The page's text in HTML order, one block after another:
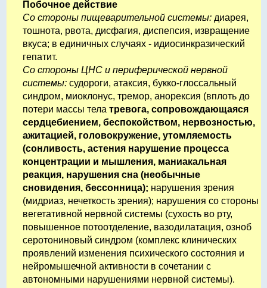
Побочное действие
Со стороны пищеварительной системы: диарея,
тошнота, рвота, дисфагия, диспепсия, извращение
вкуса; в единичных случаях - идиосинкразический
гепатит.
Со стороны ЦНС и периферической нервной
системы: судороги, атаксия, букко-глоссальный
синдром, миоклонус, тремор, анорексия (вплоть до
потери массы тела тревога, сопровождающаяся
сердцебиением, беспокойством, нервозностью,
ажитацией, головокружение, утомляемость
(сонливость, астения нарушение процесса
концентрации и мышления, маниакальная
реакция, нарушения сна (необычные
сновидения, бессонница); нарушения зрения
(мидриаз, нечеткость зрения); нарушения со стороны
вегетативной нервной системы (сухость во рту,
повышенное потоотделение, вазодилатация, озноб
серотониновый синдром (комплекс клинических
проявлений изменения психического состояния и
нейромышечной активности в сочетании с
автономными нарушениями нервной системы).